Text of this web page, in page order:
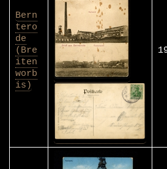
Bern
tero
de
(Bre
iten
worb
is)